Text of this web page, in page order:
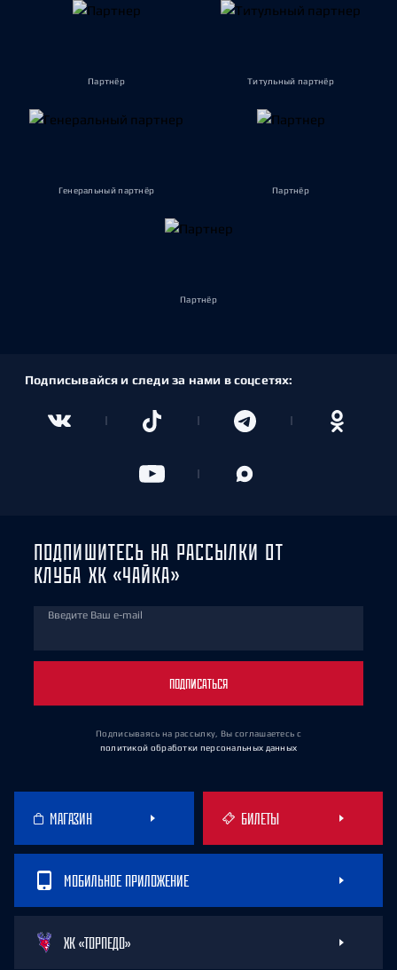
Партнёр Титульный партнёр
Генеральный партнёр Партнёр
Партнёр
Подписывайся и следи за нами в соцсетях:
ПОДПИШИТЕСЬ НА РАССЫЛКИ ОТ
КЛУБА ХК «ЧАЙКА»
Введите Ваш e-mail
ПОДПИСАТЬСЯ
Подписываясь на рассылку, Вы соглашаетесь с
политикой обработки персональных данных
МАГАЗИН БИЛЕТЫ
МОБИЛЬНОЕ ПРИЛОЖЕНИЕ
ХК «ТОРПЕДО»